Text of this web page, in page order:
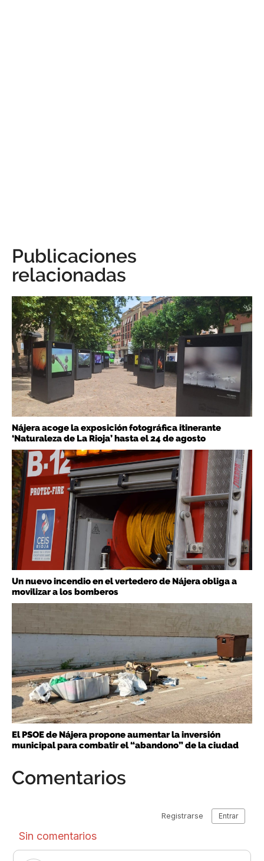
Publicaciones
relacionadas
Nájera acoge la exposición fotográfica itinerante
‘Naturaleza de La Rioja’ hasta el 24 de agosto
Un nuevo incendio en el vertedero de Nájera obliga a
movilizar a los bomberos
El PSOE de Nájera propone aumentar la inversión
municipal para combatir el “abandono” de la ciudad
Comentarios